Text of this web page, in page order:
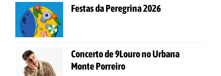
Festas da Peregrina 2026
Concerto de 9Louro no Urbana
Monte Porreiro